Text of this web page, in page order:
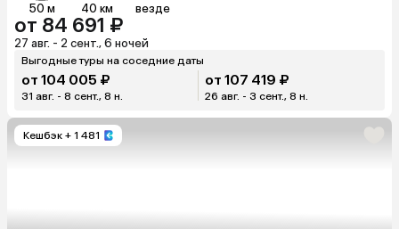
50 м 40 км везде
от 84 691 ₽
27 авг. - 2 сент., 6 ночей
Выгодные туры на соседние даты
от 104 005 ₽
31 авг. - 8 сент., 8 н.
от 107 419 ₽
26 авг. - 3 сент., 8 н.
Кешбэк + 1 481